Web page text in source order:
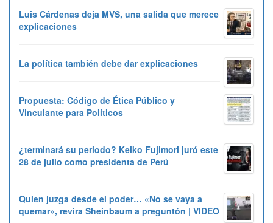
Luis Cárdenas deja MVS, una salida que merece
explicaciones
La política también debe dar explicaciones
Propuesta: Código de Ética Público y
Vinculante para Políticos
¿terminará su periodo? Keiko Fujimori juró este
28 de julio como presidenta de Perú
Quien juzga desde el poder… «No se vaya a
quemar», revira Sheinbaum a preguntón | VIDEO